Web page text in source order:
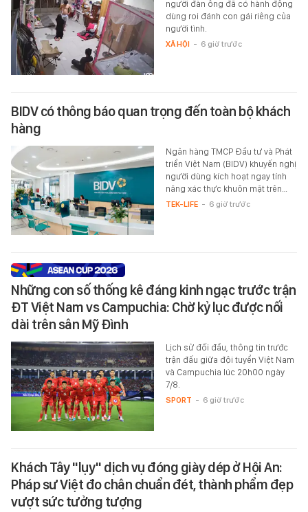
người đàn ông đã có hành động
dùng roi đánh con gái riêng của
người tình.
XÃ HỘI - 6 giờ trước
BIDV có thông báo quan trọng đến toàn bộ khách
hàng
Ngân hàng TMCP Đầu tư và Phát
triển Việt Nam (BIDV) khuyến nghị
người dùng kích hoạt ngay tính
năng xác thực khuôn mặt trên…
TEK-LIFE - 6 giờ trước
Những con số thống kê đáng kinh ngạc trước trận
ĐT Việt Nam vs Campuchia: Chờ kỷ lục được nối
dài trên sân Mỹ Đình
Lịch sử đối đầu, thông tin trước
trận đấu giữa đội tuyển Việt Nam
và Campuchia lúc 20h00 ngày
7/8.
SPORT - 6 giờ trước
Khách Tây "lụy" dịch vụ đóng giày dép ở Hội An:
Pháp sư Việt đo chân chuẩn đét, thành phẩm đẹp
vượt sức tưởng tượng